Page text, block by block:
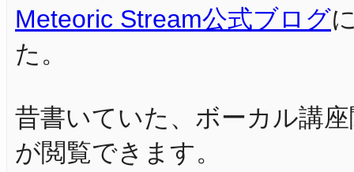
Meteoric Stream公式ブログ
た。
昔書いていた、ボーカル講
が閲覧できます。